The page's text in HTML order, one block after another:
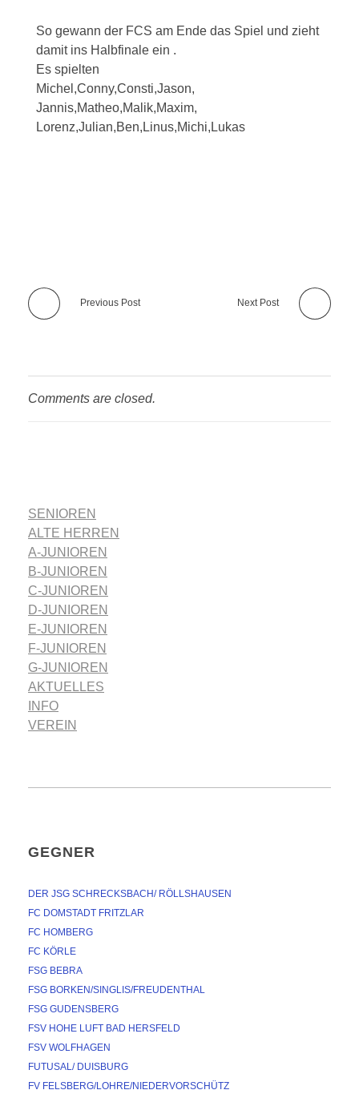
So gewann der FCS am Ende das Spiel und zieht
damit ins Halbfinale ein .
Es spielten
Michel,Conny,Consti,Jason,
Jannis,Matheo,Malik,Maxim,
Lorenz,Julian,Ben,Linus,Michi,Lukas
Previous Post Next Post
Comments are closed.
SENIOREN
ALTE HERREN
A-JUNIOREN
B-JUNIOREN
C-JUNIOREN
D-JUNIOREN
E-JUNIOREN
F-JUNIOREN
G-JUNIOREN
AKTUELLES
INFO
VEREIN
GEGNER
DER JSG SCHRECKSBACH/ RÖLLSHAUSEN
FC DOMSTADT FRITZLAR
FC HOMBERG
FC KÖRLE
FSG BEBRA
FSG BORKEN/SINGLIS/FREUDENTHAL
FSG GUDENSBERG
FSV HOHE LUFT BAD HERSFELD
FSV WOLFHAGEN
FUTUSAL/ DUISBURG
FV FELSBERG/LOHRE/NIEDERVORSCHÜTZ